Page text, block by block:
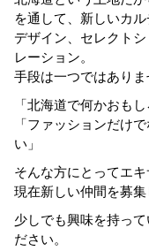
を通して、新しいカ
デザイン、セレクト
レーション。
手段は一つではありま
「北海道で何かおも
「ファッションだけ
い」
そんな方にとってエ
現在新しい仲間を募集
少しでも興味を持っ
ださい。